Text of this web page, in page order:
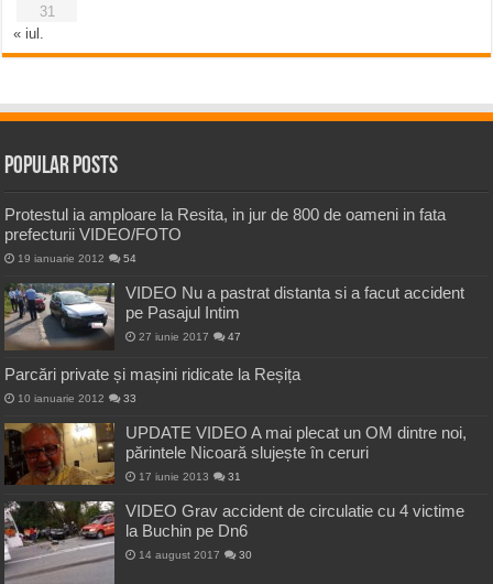
31
« iul.
Popular Posts
Protestul ia amploare la Resita, in jur de 800 de oameni in fata
prefecturii VIDEO/FOTO
19 ianuarie 2012 54
VIDEO Nu a pastrat distanta si a facut accident
pe Pasajul Intim
27 iunie 2017 47
Parcări private și mașini ridicate la Reșița
10 ianuarie 2012 33
UPDATE VIDEO A mai plecat un OM dintre noi,
părintele Nicoară slujește în ceruri
17 iunie 2013 31
VIDEO Grav accident de circulatie cu 4 victime
la Buchin pe Dn6
14 august 2017 30